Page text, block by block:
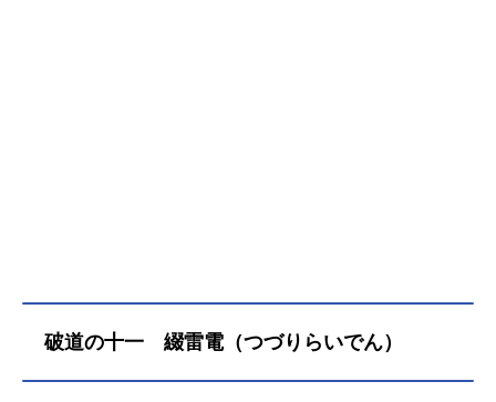
破道の十一 綴雷電（つづりらいでん）